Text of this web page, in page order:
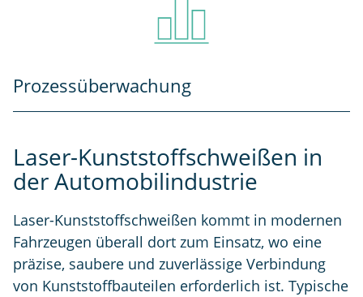
Prozessüberwachung
Laser-Kunststoffschweißen in
der Automobilindustrie
Laser-Kunststoffschweißen kommt in modernen
Fahrzeugen überall dort zum Einsatz, wo eine
präzise, saubere und zuverlässige Verbindung
von Kunststoffbauteilen erforderlich ist. Typische